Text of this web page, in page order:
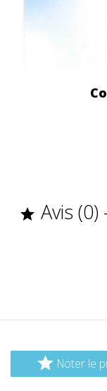
 Avis
 Noter le